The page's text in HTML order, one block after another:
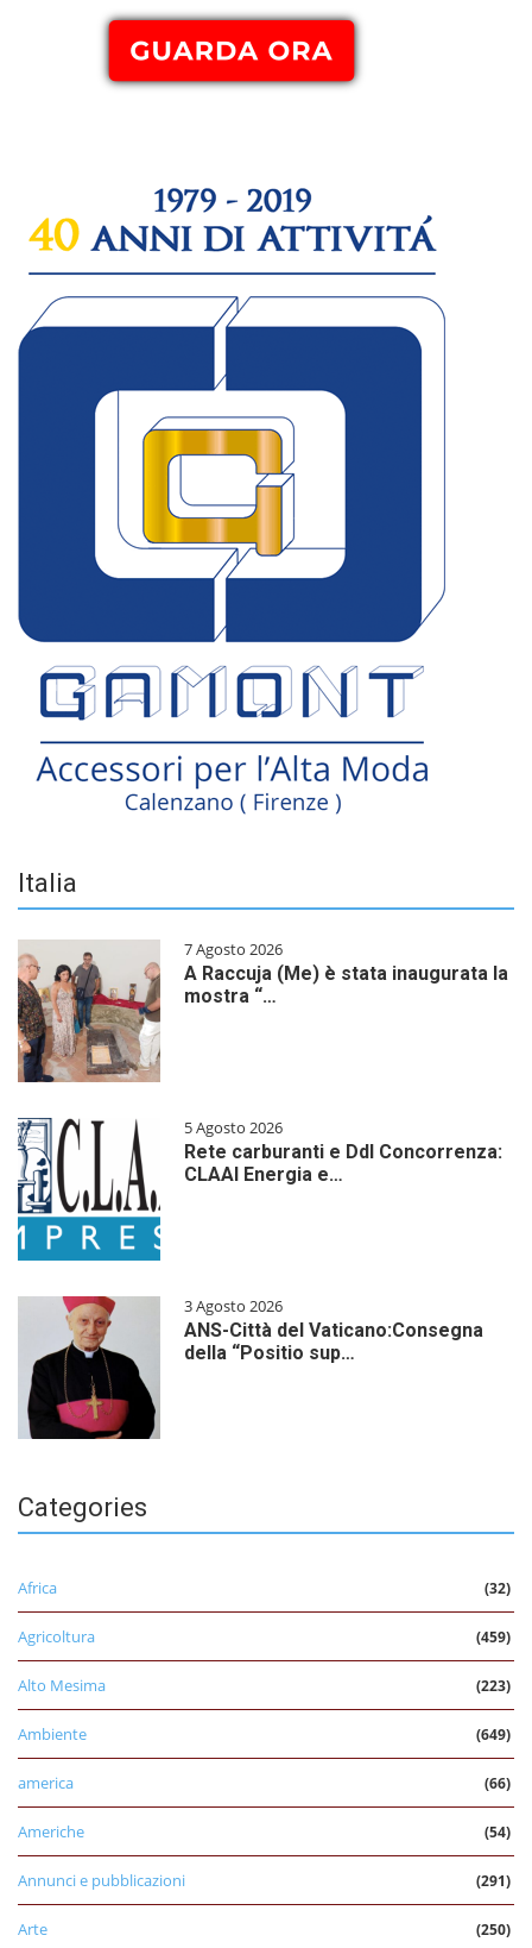
Italia
7 Agosto 2026
A Raccuja (Me) è stata inaugurata la
mostra “…
5 Agosto 2026
Rete carburanti e Ddl Concorrenza:
CLAAI Energia e…
3 Agosto 2026
ANS-Città del Vaticano:Consegna
della “Positio sup…
Categories
Africa (32)
Agricoltura (459)
Alto Mesima (223)
Ambiente (649)
america (66)
Americhe (54)
Annunci e pubblicazioni (291)
Arte (250)